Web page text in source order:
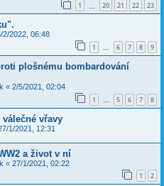
1 20 21 22 23
2/2022, 06:48
1 … 6 7 8 9
plošnému bombardování
« 2/5/2021, 02:04
1 … 5 6 7 8
vřavy
1/2021, 12:31
a život v ní
« 27/1/2021, 02:22
1 2